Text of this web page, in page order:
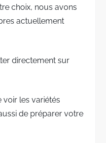
choix, nous avons
actuellement
directement sur
voir les variétés
de préparer votre